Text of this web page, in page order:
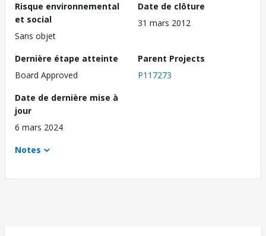
Risque environnemental
et social
Sans objet
Date de clôture
31 mars 2012
Dernière étape atteinte
Board Approved
Parent Projects
P117273
Date de dernière mise à
jour
6 mars 2024
Notes